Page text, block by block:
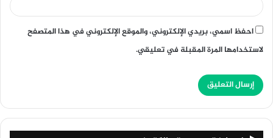
احفظ اسمي، بريدي الإلكتروني، والموقع الإلكتروني في هذا المتصفح
لاستخدامها المرة المقبلة في تعليقي.